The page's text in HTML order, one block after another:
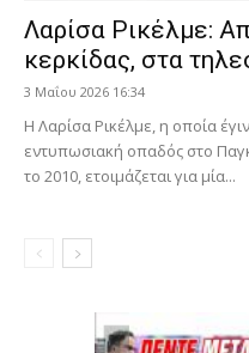
Λαρίσα Ρικέλμε:
κερκίδας, στα
3 Μαΐου 2026 16:34
Η Λαρίσα Ρικέλμε, η οποία
εντυπωσιακή οπαδός στο
το 2010, ετοιμάζεται για μία...